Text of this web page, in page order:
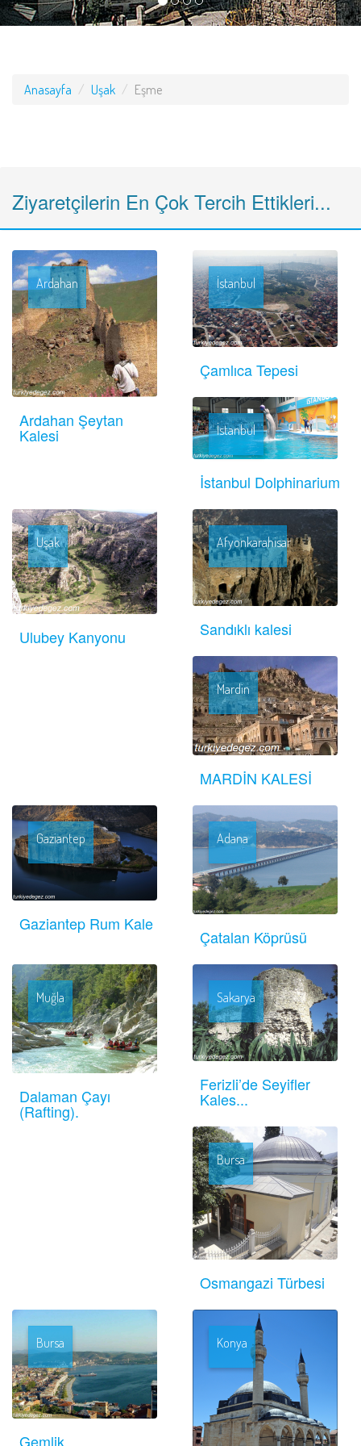
Anasayfa Uşak Eşme
Ziyaretçilerin En Çok Tercih Ettikleri...
Ardahan
Ardahan Şeytan
Kalesi
İstanbul
Çamlıca Tepesi
İstanbul
İstanbul Dolphinarium
Uşak
Ulubey Kanyonu
Afyonkarahisar
Sandıklı kalesi
Mardin
MARDİN KALESİ
Gaziantep
Gaziantep Rum Kale
Adana
Çatalan Köprüsü
Muğla
Dalaman Çayı
(Rafting).
Sakarya
Ferizli’de Seyifler
Kales...
Bursa
Osmangazi Türbesi
Bursa
Gemlik
Konya